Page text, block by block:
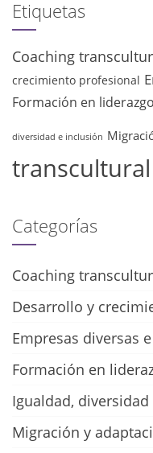
Etiquetas
Coaching
crecimiento profesional
Formación en
diversidad e inclusión
transcultural
Categorías
Coaching
Desarrollo y
Empresas diversas
Formación en
Igualdad,
Migración y